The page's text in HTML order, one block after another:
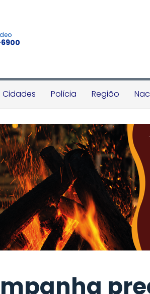
Cidades Polícia Região